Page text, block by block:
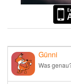
Günni
Was